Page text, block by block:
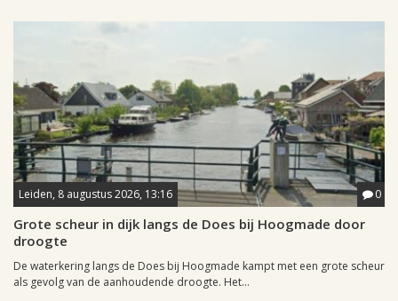
Leiden, 8 augustus 2026, 13:16 0
Grote scheur in dijk langs de Does bij Hoogmade door
droogte
De waterkering langs de Does bij Hoogmade kampt met een grote scheur
als gevolg van de aanhoudende droogte. Het...